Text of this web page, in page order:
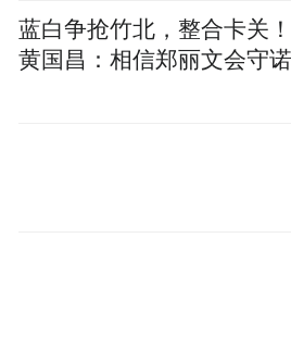
蓝白争抢竹北，整合卡关！
黄国昌：相信郑丽文会守诺